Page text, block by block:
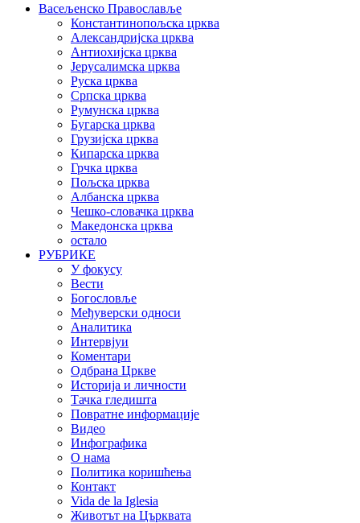
Васељенско Православље
Константинопољска црква
Александријска црква
Антиохијска црква
Јерусалимска црква
Руска црква
Српска црква
Румунска црква
Бугарска црква
Грузијска црква
Кипарска црква
Грчка црква
Пољска црква
Албанска црква
Чешко-словачка црква
Македонска црква
остало
РУБРИКЕ
У фокусу
Вести
Богословље
Међуверски односи
Аналитика
Интервјуи
Коментари
Одбрана Цркве
Историја и личности
Тачка гледишта
Повратне информације
Видео
Инфографика
О нама
Политика коришћења
Контакт
Vida de la Iglesia
Животът на Църквата